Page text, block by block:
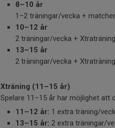
8–10 år
1–2 träningar/vecka +
10–12 år
2 träningar/vecka +
13–15 år
2 träningar/vecka +
Xträning (11–15 år)
Spelare 11–15 år har möjlighet att
11–12 år: 1 extra träning/
13–15 år: 2 extra träningar/